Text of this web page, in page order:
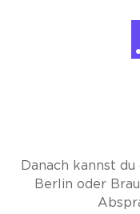
Danach kannst
Berlin oder